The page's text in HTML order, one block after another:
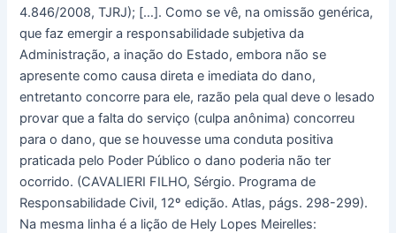
4.846/2008, TJRJ); […]. Como se vê, na omissão genérica,
que faz emergir a responsabilidade subjetiva da
Administração, a inação do Estado, embora não se
apresente como causa direta e imediata do dano,
entretanto concorre para ele, razão pela qual deve o lesado
provar que a falta do serviço (culpa anônima) concorreu
para o dano, que se houvesse uma conduta positiva
praticada pelo Poder Público o dano poderia não ter
ocorrido. (CAVALIERI FILHO, Sérgio. Programa de
Responsabilidade Civil, 12º edição. Atlas, págs. 298-299).
Na mesma linha é a lição de Hely Lopes Meirelles: